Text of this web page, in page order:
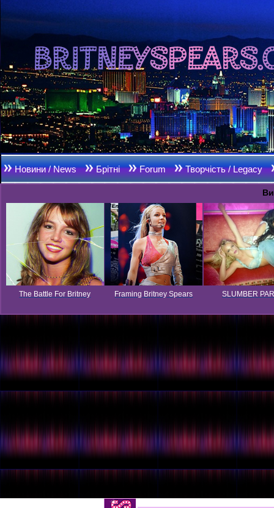
Новини / News Брітні Forum Творчість / Legacy
The Battle For Britney Framing Britney Spears SLUMBER